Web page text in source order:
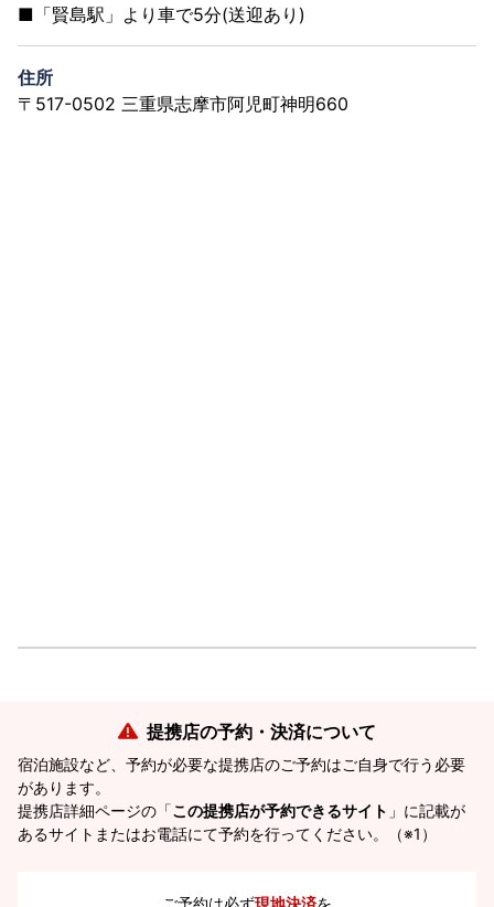
■「賢島駅」より車で5分(送迎あり)
住所
〒517-0502 三重県志摩市阿児町神明660
提携店の予約・決済について
宿泊施設など、予約が必要な提携店のご予約はご自身で行う必要
があります。
提携店詳細ページの「この提携店が予約できるサイト 」に記載が
あるサイトまたはお電話にて予約を行ってください。（※1）